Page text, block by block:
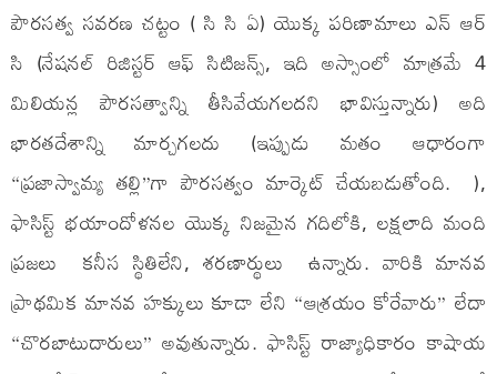
పౌరసత్వ సవరణ చట్టం ( సి సి ఏ) యొక్క పరిణామాలు ఎన్ ఆర్
సి (నేషనల్ రిజిస్టర్ ఆఫ్ సిటిజన్స్, ఇది అస్సాంలో మాత్రమే 4
మిలియన్ల పౌరసత్వాన్ని తీసివేయగలదని భావిస్తున్నారు) అది
భారతదేశాన్ని మార్చగలదు (ఇప్పుడు మతం ఆధారంగా
“ప్రజాస్వామ్య తల్లి”గా పౌరసత్వం మార్కెట్ చేయబడుతోంది. ),
ఫాసిస్ట్ భయాందోళనల యొక్క నిజమైన గదిలోకి, లక్షలాది మంది
ప్రజలు కనీస స్థితిలేని, శరణార్థులు ఉన్నారు. వారికి మానవ
ప్రాథమిక మానవ హక్కులు కూడా లేని “ఆశ్రయం కోరేవారు” లేదా
“చొరబాటుదారులు” అవుతున్నారు. ఫాసిస్ట్ రాజ్యాధికారం కాషాయ